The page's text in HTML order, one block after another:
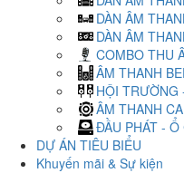
DÀN ÂM
DÀN ÂM
COMBO THU
ÂM THANH
HỘI TRƯỜNG
ÂM THANH
ĐẦU PHÁT - Ổ
DỰ ÁN TIÊU BIỂU
Khuyến mãi & Sự kiện